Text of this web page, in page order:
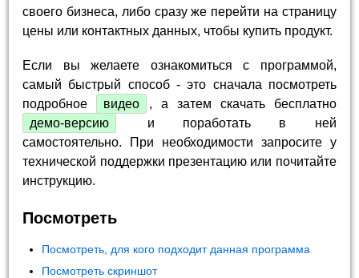
своего бизнеса, либо сразу же перейти на страницу
цены или контактных данных, чтобы купить продукт.
Если вы желаете ознакомиться с программой,
самый быстрый способ - это сначала посмотреть
подробное
видео
, а затем скачать бесплатно
демо-версию
и поработать в ней
самостоятельно. При необходимости запросите у
технической поддержки презентацию или почитайте
инструкцию.
Посмотреть
Посмотреть, для кого подходит данная программа
Посмотреть скриншот